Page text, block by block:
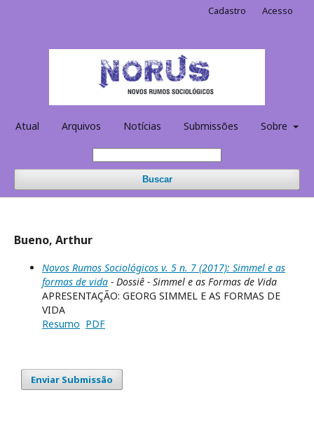
Atual Arquivos Notícias Submissões Sobre
Buscar
Cadastro Acesso
Bueno, Arthur
Novos Rumos Sociológicos v. 5 n. 7 (2017): Simmel e as
formas de vida - Dossiê - Simmel e as Formas de Vida
APRESENTAÇÃO: GEORG SIMMEL E AS FORMAS DE
VIDA
Resumo PDF
Enviar Submissão